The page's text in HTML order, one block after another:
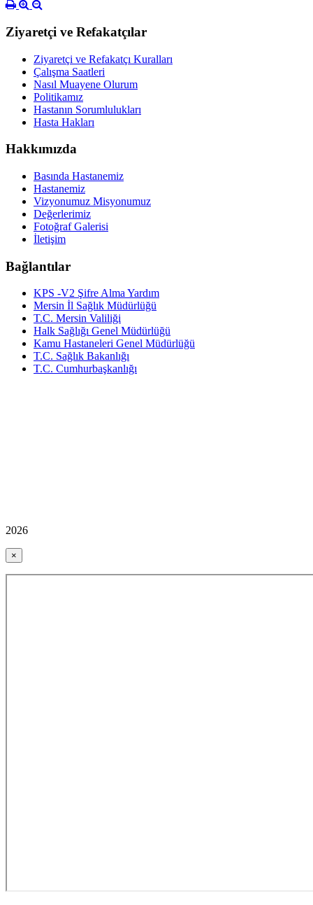
Ziyaretçi ve Refakatçılar
Ziyaretçi ve Refakatçı Kuralları
Çalışma Saatleri
Nasıl Muayene Olurum
Politikamız
Hastanın Sorumlulukları
Hasta Hakları
Hakkımızda
Basında Hastanemiz
Hastanemiz
Vizyonumuz Misyonumuz
Değerlerimiz
Fotoğraf Galerisi
İletişim
Bağlantılar
KPS -V2 Şifre Alma Yardım
Mersin İl Sağlık Müdürlüğü
T.C. Mersin Valiliği
Halk Sağlığı Genel Müdürlüğü
Kamu Hastaneleri Genel Müdürlüğü
T.C. Sağlık Bakanlığı
T.C. Cumhurbaşkanlığı
2026
×